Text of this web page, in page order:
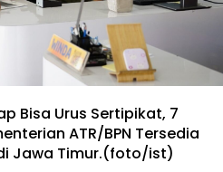
Bisa Urus Sertipikat, 7
ATR/BPN Tersedia
Jawa Timur.(foto/ist)